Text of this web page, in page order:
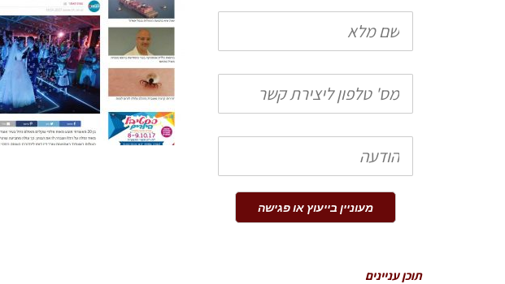
שם
מלא
טלפון
הודעה
מעוניין בייעוץ או פגישה
תוכן עניינים